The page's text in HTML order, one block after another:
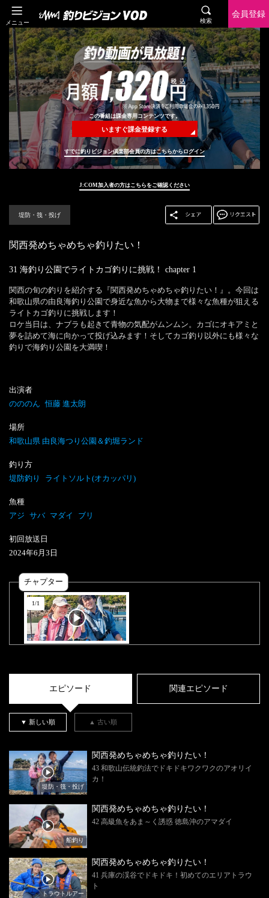
メニュー 検索
会員登録
この番組は課金専用コンテンツです。
いますぐ課金登録する
すでに釣りビジョン倶楽部会員の方はこちらからログイン
J:COM加入者の方はこちらをご確認ください
堤防・筏・投げ
関西発めちゃめちゃ釣りたい！
31 海釣り公園でライトカゴ釣りに挑戦！ chapter 1
関西の旬の釣りを紹介する『関西発めちゃめちゃ釣りたい！』。今回は
和歌山県の由良海釣り公園で身近な魚から大物まで様々な魚種が狙える
ライトカゴ釣りに挑戦します！
ロケ当日は、ナブラも起きて青物の気配がムンムン。カゴにオキアミと
夢を詰めて海に向かって投げ込みます！そしてカゴ釣り以外にも様々な
釣りで海釣り公園を大満喫！
出演者
のののん 恒藤 進太朗
場所
和歌山県 由良海つり公園＆釣堀ランド
釣り方
堤防釣り
ライトソルト(オカッパリ)
魚種
アジ サバ マダイ ブリ
初回放送日
2024年6 月 3 日
チャプター
1/1
エピソード 関連エピソード
▼ 新しい順 ▲ 古い順
堤防・筏・投げ
関西発めちゃめちゃ釣りたい！
43 和歌山伝統釣法でドキドキワクワクのアオリイ
カ！
船釣り
関西発めちゃめちゃ釣りたい！
42 高級魚をあま～く誘惑 徳島沖のアマダイ
トラウトルアー
関西発めちゃめちゃ釣りたい！
41 兵庫の渓谷でドキドキ！初めてのエリアトラウ
ト